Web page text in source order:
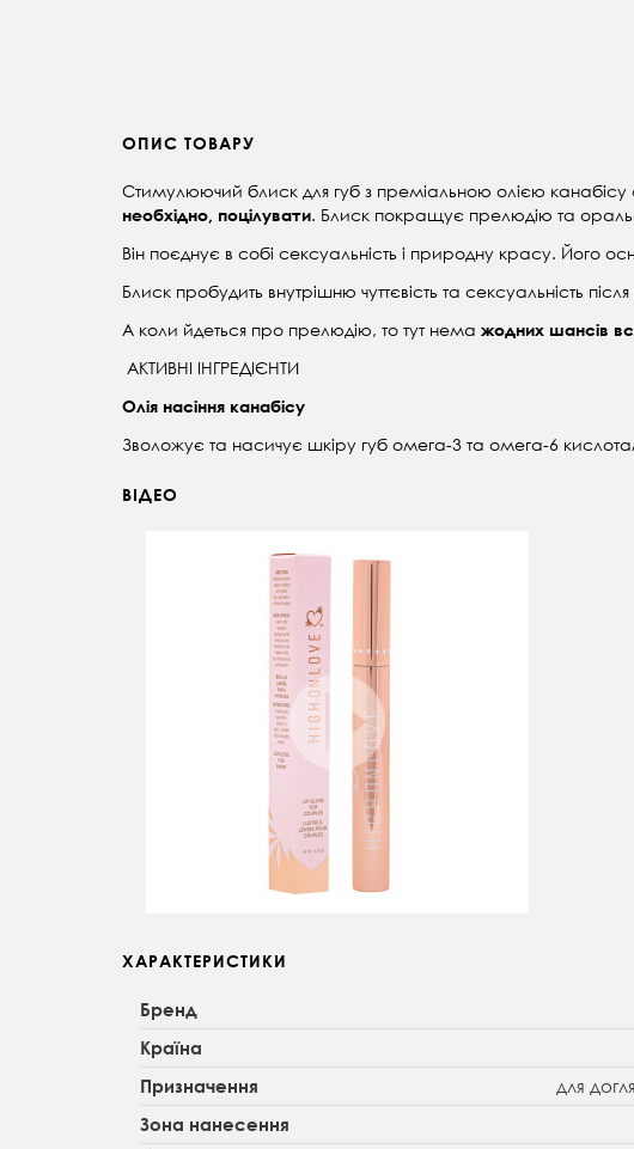
ОПИС ТОВАРУ
Стимулюючий блиск для губ з преміальною олією
необхідно, поцілувати. Блиск покращує прелюдію та
Він поєднує в собі сексуальність і природну красу. Його
Блиск пробудить внутрішню чуттєвість та сексуальність
А коли йдеться про прелюдію, то тут нема жодних шансів
АКТИВНІ ІНГРЕДІЄНТИ
Олія насіння канабісу
Зволожує та насичує шкіру губ омега-3 та омега-6
ВІДЕО
ХАРАКТЕРИСТИКИ
Бренд
Країна
Призначення для
Зона нанесення